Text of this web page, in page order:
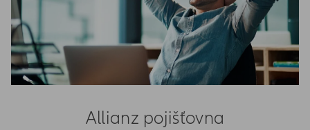
Allianz pojišťovna